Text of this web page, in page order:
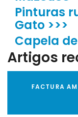
Pinturas
Gato >>>
Capela
Artigos
FACTURA